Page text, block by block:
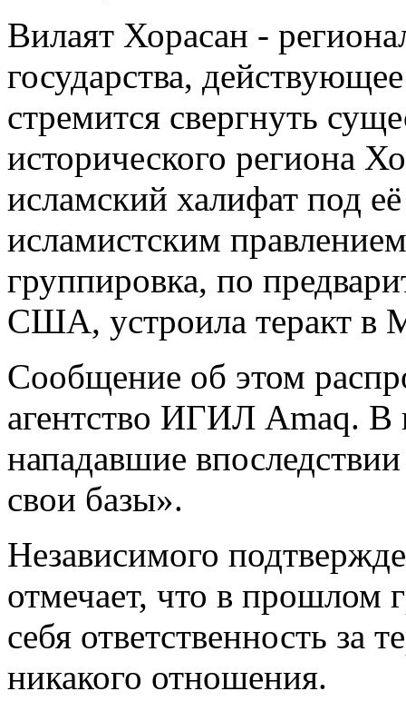
Вилаят Хорасан -
государства,
стремится свергнуть
исторического региона
исламский халифат под
исламистским
группировка, по
США, устроила теракт в
Сообщение об этом
агентство ИГИЛ Amaq. В
нападавшие
свои базы».
Независимого
отмечает, что в прошлом
себя ответственность за
никакого отношения.